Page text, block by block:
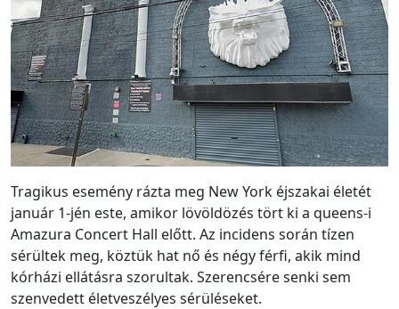
Tragikus esemény rázta meg New York éjszakai életét
január 1-jén este, amikor lövöldözés tört ki a queens-i
Amazura Concert Hall előtt. Az incidens során tízen
sérültek meg, köztük hat nő és négy férfi, akik mind
kórházi ellátásra szorultak. Szerencsére senki sem
szenvedett életveszélyes sérüléseket.